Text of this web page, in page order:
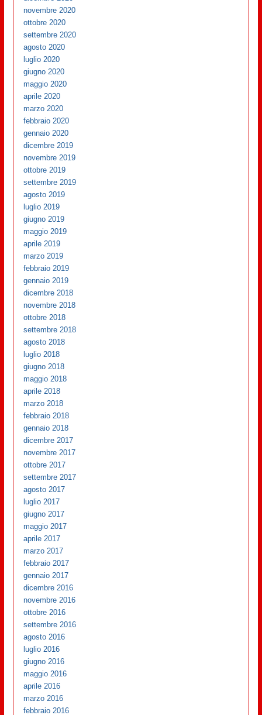
novembre 2020
ottobre 2020
settembre 2020
agosto 2020
luglio 2020
giugno 2020
maggio 2020
aprile 2020
marzo 2020
febbraio 2020
gennaio 2020
dicembre 2019
novembre 2019
ottobre 2019
settembre 2019
agosto 2019
luglio 2019
giugno 2019
maggio 2019
aprile 2019
marzo 2019
febbraio 2019
gennaio 2019
dicembre 2018
novembre 2018
ottobre 2018
settembre 2018
agosto 2018
luglio 2018
giugno 2018
maggio 2018
aprile 2018
marzo 2018
febbraio 2018
gennaio 2018
dicembre 2017
novembre 2017
ottobre 2017
settembre 2017
agosto 2017
luglio 2017
giugno 2017
maggio 2017
aprile 2017
marzo 2017
febbraio 2017
gennaio 2017
dicembre 2016
novembre 2016
ottobre 2016
settembre 2016
agosto 2016
luglio 2016
giugno 2016
maggio 2016
aprile 2016
marzo 2016
febbraio 2016